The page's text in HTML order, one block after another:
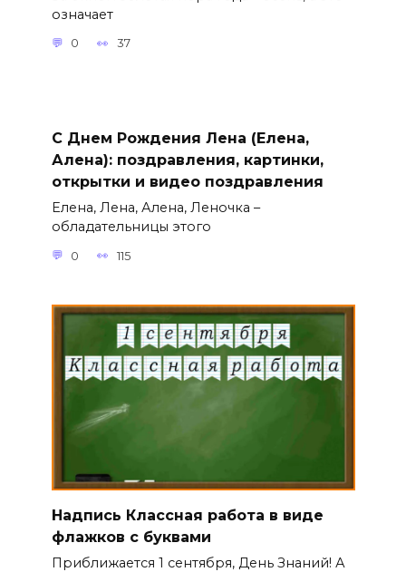
означает
0 37
С Днем Рождения Лена (Елена,
Алена): поздравления, картинки,
открытки и видео поздравления
Елена, Лена, Алена, Леночка –
обладательницы этого
0 115
Надпись Классная работа в виде
флажков с буквами
Приближается 1 сентября, День Знаний! А